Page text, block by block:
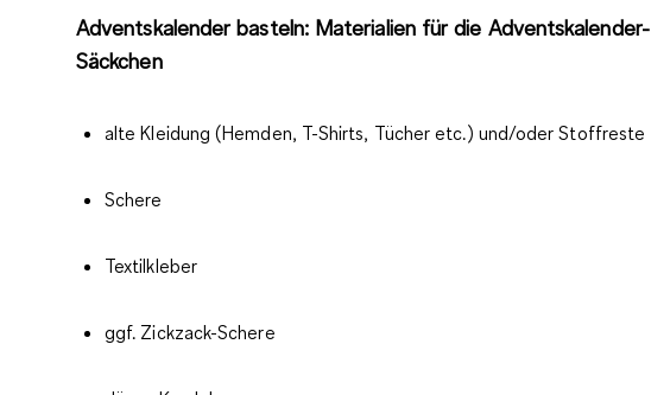
Adventskalender basteln: Materialien für die Adventskalender-
Säckchen
alte Kleidung (Hemden, T-Shirts, Tücher etc.) und/oder Stoffreste
Schere
Textilkleber
ggf. Zickzack-Schere